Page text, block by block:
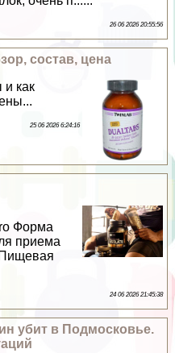
26 06 2026 20:55:56
состав, цена
как
25 06 2026 6:24:16
Форма
приема
24 06 2026 21:45:38
убит в Подмосковье.